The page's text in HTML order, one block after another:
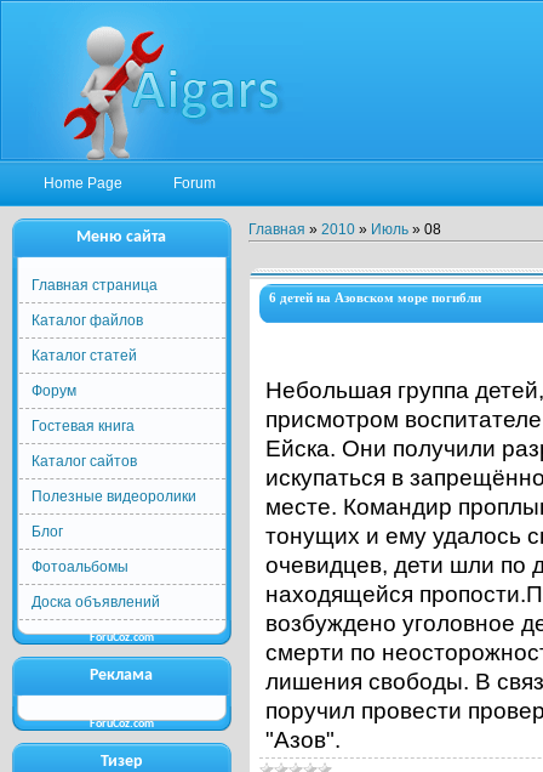
Home Page Forum
Главная » 2010 » Июль » 08
6 детей на Азовском море погибли
Небольшая группа
присмотром
Ейска. Они получили
искупаться в
месте. Командир
тонущих и ему удалось
очевидцев, дети шли по
находящейся
возбуждено уголовное
смерти по
лишения свободы. В
поручил провести
"Азов".
Меню сайта
Главная страница
Каталог файлов
Каталог статей
Форум
Гостевая книга
Каталог сайтов
Полезные видеоролики
Блог
Фотоальбомы
Доска объявлений
ForuCoz.com
Реклама
ForuCoz.com
Тизер